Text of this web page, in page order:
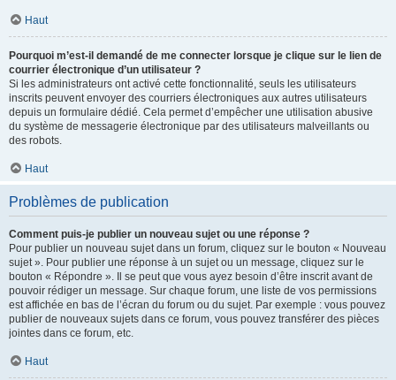
Haut
Pourquoi m’est-il demandé de me connecter lorsque je clique sur le lien de
courrier électronique d’un utilisateur ?
Si les administrateurs ont activé cette fonctionnalité, seuls les utilisateurs
inscrits peuvent envoyer des courriers électroniques aux autres utilisateurs
depuis un formulaire dédié. Cela permet d’empêcher une utilisation abusive
du système de messagerie électronique par des utilisateurs malveillants ou
des robots.
Haut
Problèmes de publication
Comment puis-je publier un nouveau sujet ou une réponse ?
Pour publier un nouveau sujet dans un forum, cliquez sur le bouton « Nouveau
sujet ». Pour publier une réponse à un sujet ou un message, cliquez sur le
bouton « Répondre ». Il se peut que vous ayez besoin d’être inscrit avant de
pouvoir rédiger un message. Sur chaque forum, une liste de vos permissions
est affichée en bas de l’écran du forum ou du sujet. Par exemple : vous pouvez
publier de nouveaux sujets dans ce forum, vous pouvez transférer des pièces
jointes dans ce forum, etc.
Haut